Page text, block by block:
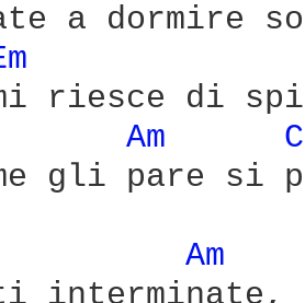
a dormire
riesce di
Am
gli pare si
Am